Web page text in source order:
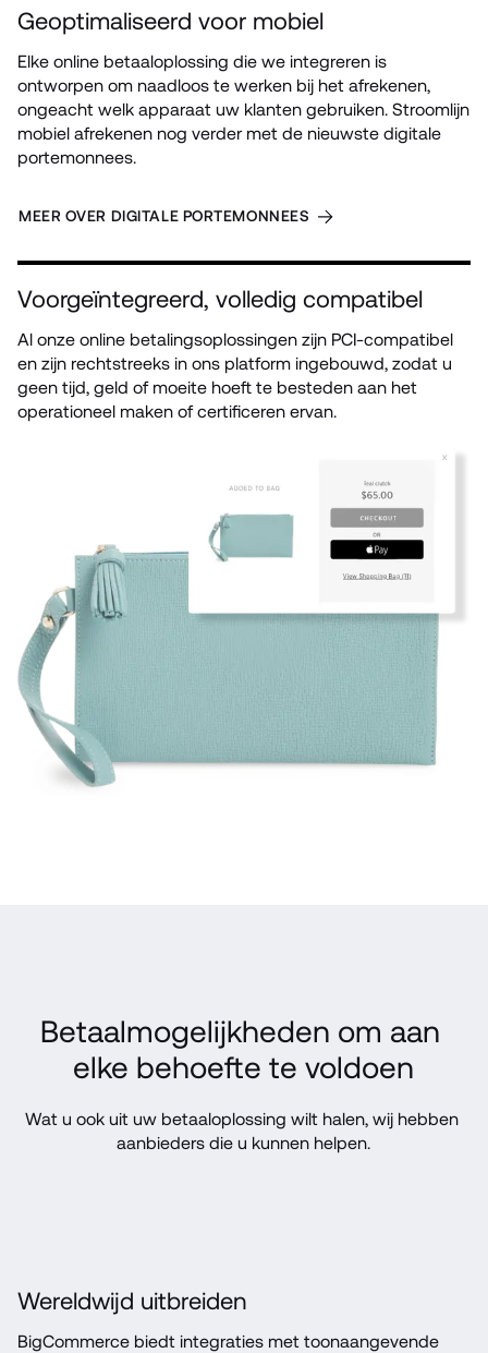
Geoptimaliseerd voor mobiel
Elke online betaaloplossing die we integreren is
ontworpen om naadloos te werken bij het afrekenen,
ongeacht welk apparaat uw klanten gebruiken. Stroomlijn
mobiel afrekenen nog verder met de nieuwste digitale
portemonnees.
MEER OVER DIGITALE PORTEMONNEES
Voorgeïntegreerd, volledig compatibel
Al onze online betalingsoplossingen zijn PCI-compatibel
en zijn rechtstreeks in ons platform ingebouwd, zodat u
geen tijd, geld of moeite hoeft te besteden aan het
operationeel maken of certificeren ervan.
Betaalmogelijkheden om aan
elke behoefte te voldoen
Wat u ook uit uw betaaloplossing wilt halen, wij hebben
aanbieders die u kunnen helpen.
Wereldwijd uitbreiden
BigCommerce biedt integraties met toonaangevende